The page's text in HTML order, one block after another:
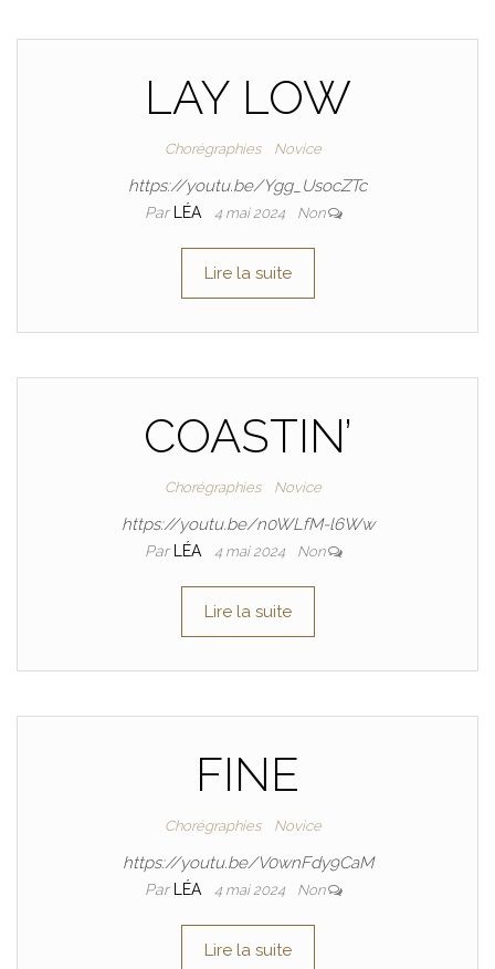
LAY LOW
Chorégraphies Novice
https://youtu.be/Ygg_UsocZTc
Par LÉA 4 mai 2024 Non
Lire la suite
COASTIN’
Chorégraphies Novice
https://youtu.be/n0WLfM-l6Ww
Par LÉA 4 mai 2024 Non
Lire la suite
FINE
Chorégraphies Novice
https://youtu.be/V0wnFdy9CaM
Par LÉA 4 mai 2024 Non
Lire la suite